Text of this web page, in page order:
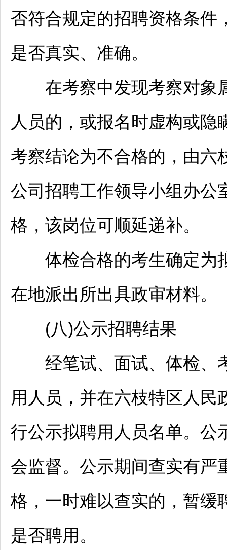
否符合规定的招聘资格条件
是否真实、准确。
在考察中发现考察对象
人员的，或报名时虚构或
考察结论为不合格的，由六
公司 招聘工作领导小组办公
格，该岗位可顺延递补。
体检合格的考生确定为
在地派出所出具政审材料。
(八)公示招聘结果
经笔试、面试、体检、
用人员，并在六枝特区 人民
行公示拟聘用人员名单。公
会监督。公示期间查实有严
格，一时难以查实的，暂缓
是否聘用。